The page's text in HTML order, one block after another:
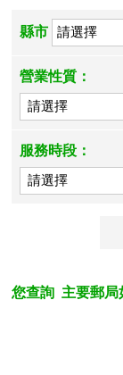
縣市
營業性質：
服務時段：
您查詢 主要郵